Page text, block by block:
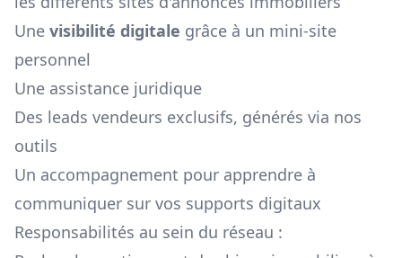
Une visibilité digitale grâce à un mini-site
personnel
Une assistance juridique
Des leads vendeurs exclusifs, générés via nos
outils
Un accompagnement pour apprendre à
communiquer sur vos supports digitaux
Responsabilités au sein du réseau :